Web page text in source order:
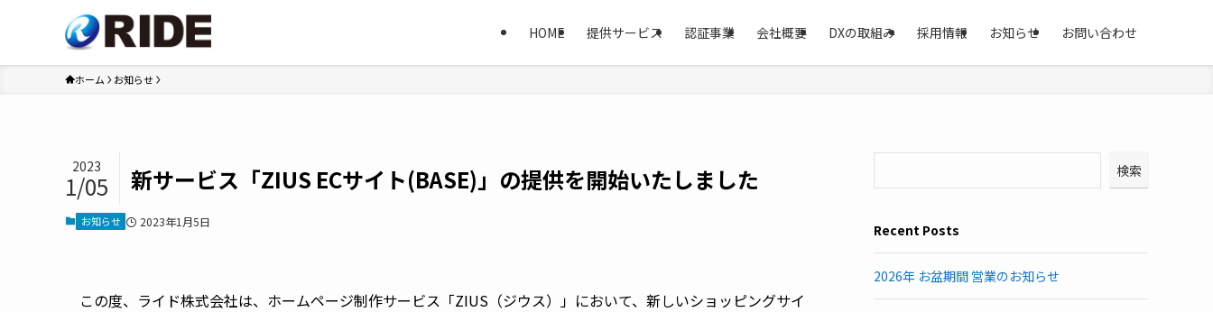
HOME 提供サービス 認証事業 会社概要 DXの取組み 採用情報 お知らせ お問い合わせ
ホーム お知らせ
新サービス「ZIUS ECサイト(BASE)」の提供を開始いたしました
2023
1/05
お知らせ 2023年1月5日
この度、ライド株式会社は、ホームページ制作サービス「ZIUS（ジウス）」において、新しいショッピングサイ
検索
Recent Posts
2026年 お盆期間 営業のお知らせ